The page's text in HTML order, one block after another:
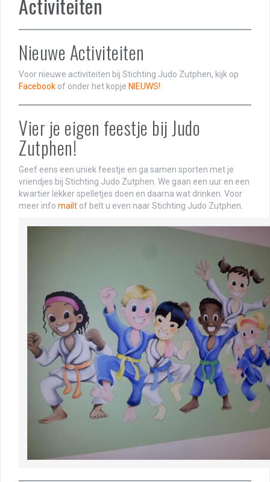
Nieuwe Activiteiten
Voor nieuwe activiteiten bij Stichting Judo Zutphen, kijk op
Facebook of onder het kopje NIEUWS!
Vier je eigen feestje bij Judo
Zutphen!
Geef eens een uniek feestje en ga samen sporten met je
vriendjes bij Stichting Judo Zutphen. We gaan een uur en een
kwartier lekker spelletjes doen en daarna wat drinken. Voor
meer info mailt of belt u even naar Stichting Judo Zutphen.